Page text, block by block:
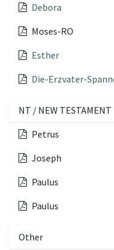
Debora
Moses-RO
Esther
NT / NEW TESTAMENT
Petrus
Joseph
Paulus
Paulus
Other